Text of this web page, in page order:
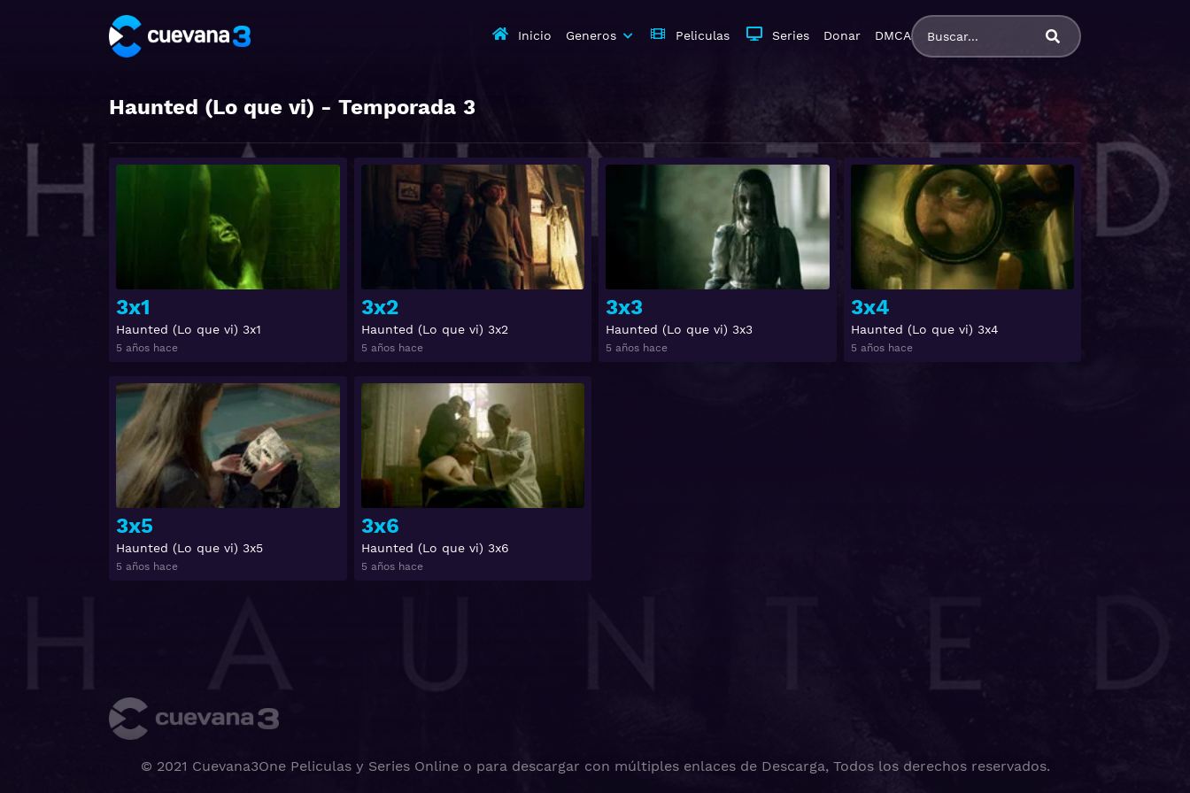
Inicio Generos Peliculas Series Donar DMCA
Haunted (Lo que vi) - Temporada 3
3x1
Haunted (Lo que vi) 3x1
5 años hace
3x2
Haunted (Lo que vi) 3x2
5 años hace
3x3
Haunted (Lo que vi) 3x3
5 años hace
Ver
3x4
Haunted (Lo que vi) 3x4
5 años hace
3x5
Haunted (Lo que vi) 3x5
5 años hace
3x6
Haunted (Lo que vi) 3x6
5 años hace
© 2021 Cuevana3One Peliculas y Series Online o para descargar con múltiples enlaces de Descarga, Todos los derechos reservados.